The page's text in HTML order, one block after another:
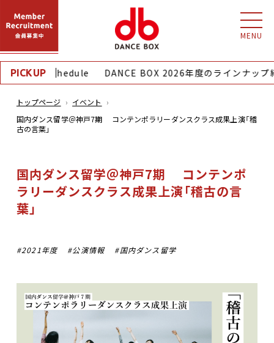
MENU
PICKUPSchedule DANCE BOX 2026年度のラインナップ紹
トップページ
イベント
国内ダンス留学＠神戸7期 コンテンポラリーダンスクラス成果上演「稽
古の言葉」
国内ダンス留学＠神戸7期 コンテンポ
ラリーダンスクラス成果上演「稽古の言
葉」
2021年度 公演情報 国内ダンス留学